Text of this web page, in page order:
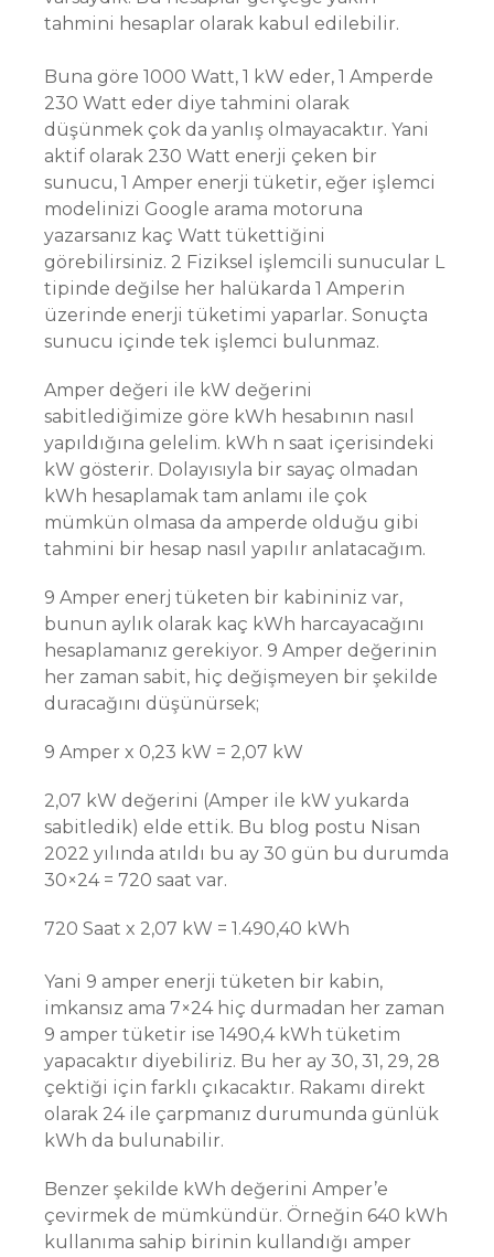
tahmini hesaplar olarak kabul edilebilir.
Buna göre 1000 Watt, 1 kW eder, 1 Amperde
230 Watt eder diye tahmini olarak
düşünmek çok da yanlış olmayacaktır. Yani
aktif olarak 230 Watt enerji çeken bir
sunucu, 1 Amper enerji tüketir, eğer işlemci
modelinizi Google arama motoruna
yazarsanız kaç Watt tükettiğini
görebilirsiniz. 2 Fiziksel işlemcili sunucular L
tipinde değilse her halükarda 1 Amperin
üzerinde enerji tüketimi yaparlar. Sonuçta
sunucu içinde tek işlemci bulunmaz.
Amper değeri ile kW değerini
sabitlediğimize göre kWh hesabının nasıl
yapıldığına gelelim. kWh n saat içerisindeki
kW gösterir. Dolayısıyla bir sayaç olmadan
kWh hesaplamak tam anlamı ile çok
mümkün olmasa da amperde olduğu gibi
tahmini bir hesap nasıl yapılır anlatacağım.
9 Amper enerj tüketen bir kabininiz var,
bunun aylık olarak kaç kWh harcayacağını
hesaplamanız gerekiyor. 9 Amper değerinin
her zaman sabit, hiç değişmeyen bir şekilde
duracağını düşünürsek;
9 Amper x 0,23 kW = 2,07 kW
2,07 kW değerini (Amper ile kW yukarda
sabitledik) elde ettik. Bu blog postu Nisan
2022 yılında atıldı bu ay 30 gün bu durumda
30×24 = 720 saat var.
720 Saat x 2,07 kW = 1.490,40 kWh
Yani 9 amper enerji tüketen bir kabin,
imkansız ama 7×24 hiç durmadan her zaman
9 amper tüketir ise 1490,4 kWh tüketim
yapacaktır diyebiliriz. Bu her ay 30, 31, 29, 28
çektiği için farklı çıkacaktır. Rakamı direkt
olarak 24 ile çarpmanız durumunda günlük
kWh da bulunabilir.
Benzer şekilde kWh değerini Amper’e
çevirmek de mümkündür. Örneğin 640 kWh
kullanıma sahip birinin kullandığı amper